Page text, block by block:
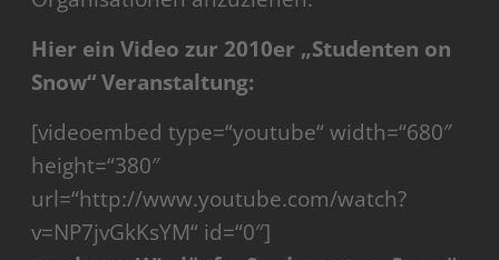
Hier ein Video zur 2010er „Studenten on
Snow“ Veranstaltung:
[videoembed type=“youtube“ width=“680″
height=“380″
url=“http://www.youtube.com/watch?
v=NP7jvGkKsYM“ id=“0″]